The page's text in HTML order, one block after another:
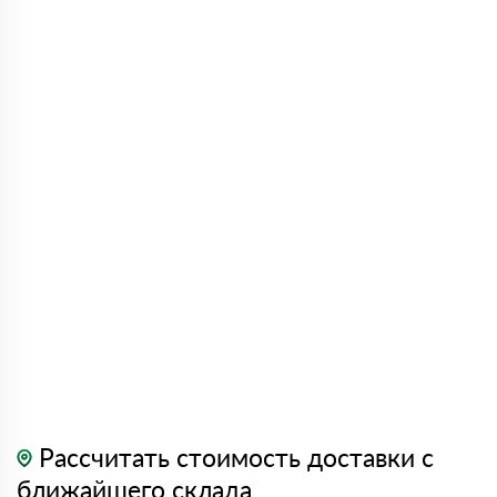
Рассчитать стоимость доставки с
ближайшего склада